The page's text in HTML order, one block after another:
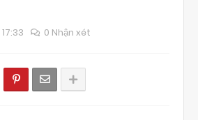
17:33 0 Nhận xét